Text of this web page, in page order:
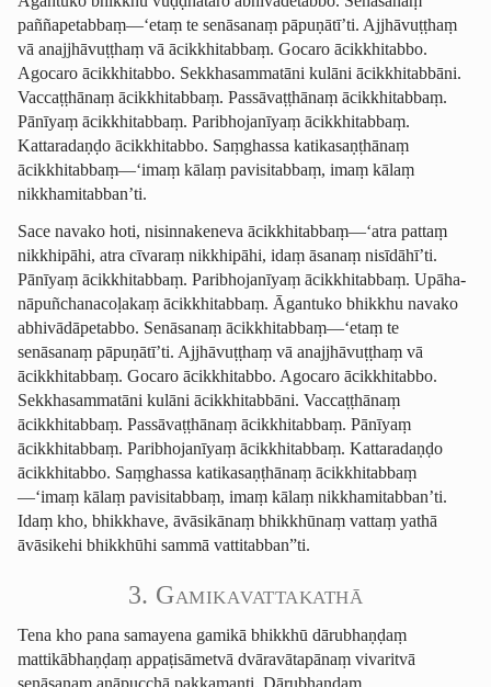
paññapetabbaṃ—‘etaṃ te senāsanaṃ pāpuṇātī’ti. Ajjhāvuṭṭhaṃ
vā anajjhāvuṭṭhaṃ vā ācikkhitabbaṃ. Gocaro ācikkhitabbo.
Agocaro ācikkhitabbo. Sekkha­samma­tāni kulāni ācikkhitabbāni.
Vaccaṭṭhānaṃ ācikkhitabbaṃ. Passāvaṭṭhānaṃ ācikkhitabbaṃ.
Pānīyaṃ ācikkhitabbaṃ. Paribhojanīyaṃ ācikkhitabbaṃ.
Kattaradaṇḍo ācikkhitabbo. Saṃghassa katika­saṇ­ṭhānaṃ
ācikkhitabbaṃ—‘imaṃ kālaṃ pavisitabbaṃ, imaṃ kālaṃ
nikkhamitabban’ti.
Sace navako hoti, nisinnakeneva ācikkhitabbaṃ—‘atra pattaṃ
nikkhipāhi, atra cīvaraṃ nikkhipāhi, idaṃ āsanaṃ nisīdāhī’ti.
Pānīyaṃ ācikkhitabbaṃ. Paribhojanīyaṃ ācikkhitabbaṃ. Upāha­
nā­puñcha­na­coḷakaṃ ācikkhitabbaṃ. Āgantuko bhikkhu navako
abhivā­dāpetabbo. Senāsanaṃ ācikkhitabbaṃ—‘etaṃ te
senāsanaṃ pāpuṇātī’ti. Ajjhāvuṭṭhaṃ vā anajjhāvuṭṭhaṃ vā
ācikkhitabbaṃ. Gocaro ācikkhitabbo. Agocaro ācikkhitabbo.
Sekkha­samma­tāni kulāni ācikkhitabbāni. Vaccaṭṭhānaṃ
ācikkhitabbaṃ. Passāvaṭṭhānaṃ ācikkhitabbaṃ. Pānīyaṃ
ācikkhitabbaṃ. Paribhojanīyaṃ ācikkhitabbaṃ. Kattaradaṇḍo
ācikkhitabbo. Saṃghassa katika­saṇ­ṭhānaṃ ācikkhitabbaṃ
—‘imaṃ kālaṃ pavisitabbaṃ, imaṃ kālaṃ nikkhamitabban’ti.
Idaṃ kho, bhikkhave, āvāsikānaṃ bhikkhūnaṃ vattaṃ yathā
āvāsikehi bhikkhūhi sammā vattitabban”ti.
3. Gamika­vatta­kathā
Tena kho pana samayena gamikā bhikkhū dārubhaṇḍaṃ
mattikābhaṇḍaṃ appaṭisāmetvā dvāravātapānaṃ vivaritvā